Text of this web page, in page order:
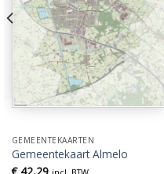
GEMEENTEKAARTEN
Gemeentekaart Almelo